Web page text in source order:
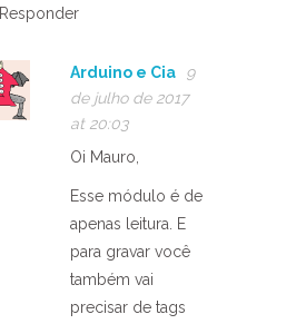
Responder
Arduino e Cia
9
de julho de 2017
at 20:03
Oi Mauro,
Esse módulo é de
apenas leitura. E
para gravar você
também vai
precisar de tags